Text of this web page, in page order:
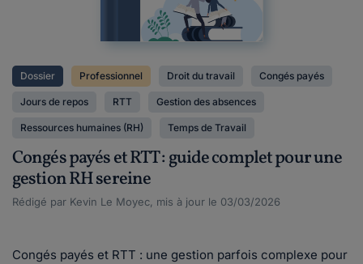
Dossier Professionnel Droit du travail Congés payés
Jours de repos RTT Gestion des absences
Ressources humaines (RH) Temps de Travail
Congés payés et RTT : guide complet pour une
gestion RH sereine
Rédigé par Kevin Le Moyec, mis à jour le 03/03/2026
Congés payés et RTT : une gestion parfois complexe pour